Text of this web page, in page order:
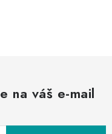
na váš e-mail